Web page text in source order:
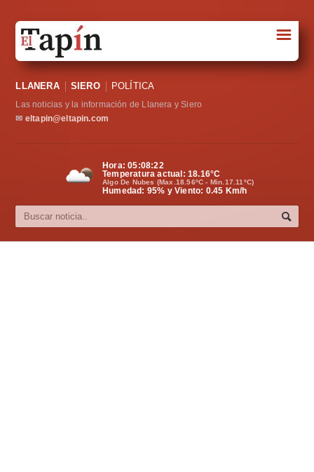
Sociedad
Política
Cultura
☰
LLANERA SIERO POLÍTICA
Las noticias y la información de Llanera y Siero
✉ eltapin@eltapin.com
Hora:05:08:22
Temperatura actual: 18.16°C
Algo De Nubes (Max.18.56ºC - Min.17.11ºC)
Humedad: 95% y Viento: 0.45 Km/h